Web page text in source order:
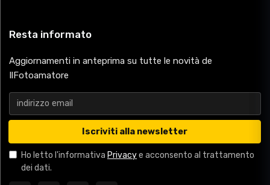
Resta informato
Aggiornamenti in anteprima su tutte le novità de
IlFotoamatore
Iscriviti alla newsletter
Ho letto l'informativa Privacye acconsento al trattamento
dei dati.